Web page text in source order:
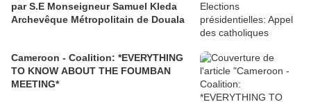
par S.E Monseigneur Samuel Kleda
Archevêque Métropolitain de Douala
Cameroon - Coalition: *EVERYTHING
TO KNOW ABOUT THE FOUMBAN
MEETING*